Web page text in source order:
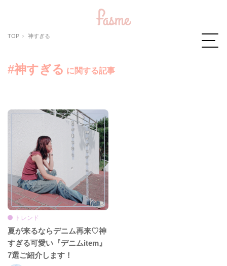
TOP 神すぎる
#神すぎる に関する記事
トレンド
夏が来るならデニム再来♡神
すぎる可愛い『デニムitem』
7選ご紹介します！